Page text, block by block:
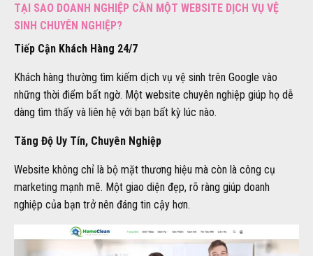
TẠI SAO DOANH NGHIỆP CẦN MỘT WEBSITE DỊCH VỤ VỆ
SINH CHUYÊN NGHIỆP?
Tiếp Cận Khách Hàng 24/7
Khách hàng thường tìm kiếm dịch vụ vệ sinh trên Google vào
những thời điểm bất ngờ. Một website chuyên nghiệp giúp họ dễ
dàng tìm thấy và liên hệ với bạn bất kỳ lúc nào.
Tăng Độ Uy Tín, Chuyên Nghiệp
Website không chỉ là bộ mặt thương hiệu mà còn là công cụ
marketing mạnh mẽ. Một giao diện đẹp, rõ ràng giúp doanh
nghiệp của bạn trở nên đáng tin cậy hơn.